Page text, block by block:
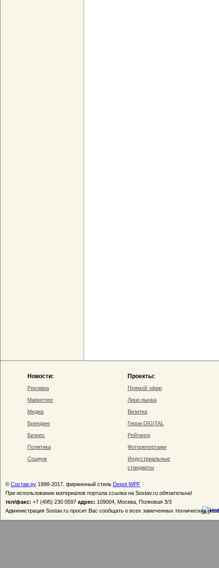
Новости:
Реклама
Маркетинг
Медиа
Брендинг
Бизнес
Политика
Социум
Проекты:
Прямой эфир
Лицо рынка
Визитка
Герои DIGITAL
Рейтинги
Фоторепортажи
Индустриальные
стандарты
© Состав.ру 1998-2017, фирменный стиль Depot WPF
При использовании материалов портала ссылка на Sostav.ru обязательна!
тел/факс: +7 (495) 230 0597 адрес: 109004, Москва, Полковая 3/3
Администрация Sostav.ru просит Вас сообщать о всех замеченных технических